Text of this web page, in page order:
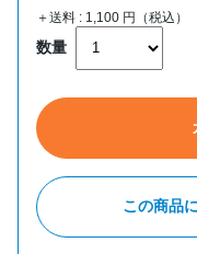
＋送料 : 1,100 円（税込）
数量
この商品